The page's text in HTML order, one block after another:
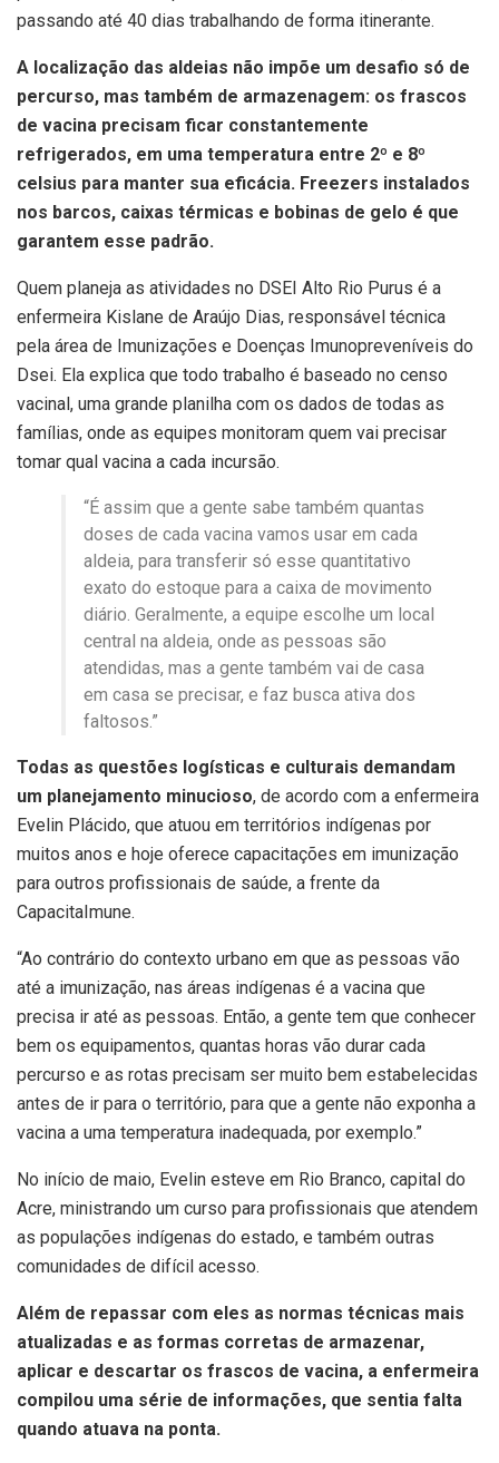
passando até 40 dias trabalhando de forma itinerante.
A localização das aldeias não impõe um desafio só de
percurso, mas também de armazenagem: os frascos
de vacina precisam ficar constantemente
refrigerados, em uma temperatura entre 2º e 8º
celsius para manter sua eficácia. Freezers instalados
nos barcos, caixas térmicas e bobinas de gelo é que
garantem esse padrão.
Quem planeja as atividades no DSEI Alto Rio Purus é a
enfermeira Kislane de Araújo Dias, responsável técnica
pela área de Imunizações e Doenças Imunopreveníveis do
Dsei. Ela explica que todo trabalho é baseado no censo
vacinal, uma grande planilha com os dados de todas as
famílias, onde as equipes monitoram quem vai precisar
tomar qual vacina a cada incursão.
“É assim que a gente sabe também quantas
doses de cada vacina vamos usar em cada
aldeia, para transferir só esse quantitativo
exato do estoque para a caixa de movimento
diário. Geralmente, a equipe escolhe um local
central na aldeia, onde as pessoas são
atendidas, mas a gente também vai de casa
em casa se precisar, e faz busca ativa dos
faltosos.”
Todas as questões logísticas e culturais demandam
um planejamento minucioso, de acordo com a enfermeira
Evelin Plácido, que atuou em territórios indígenas por
muitos anos e hoje oferece capacitações em imunização
para outros profissionais de saúde, a frente da
CapacitaImune.
“Ao contrário do contexto urbano em que as pessoas vão
até a imunização, nas áreas indígenas é a vacina que
precisa ir até as pessoas. Então, a gente tem que conhecer
bem os equipamentos, quantas horas vão durar cada
percurso e as rotas precisam ser muito bem estabelecidas
antes de ir para o território, para que a gente não exponha a
vacina a uma temperatura inadequada, por exemplo.”
No início de maio, Evelin esteve em Rio Branco, capital do
Acre, ministrando um curso para profissionais que atendem
as populações indígenas do estado, e também outras
comunidades de difícil acesso.
Além de repassar com eles as normas técnicas mais
atualizadas e as formas corretas de armazenar,
aplicar e descartar os frascos de vacina, a enfermeira
compilou uma série de informações, que sentia falta
quando atuava na ponta.